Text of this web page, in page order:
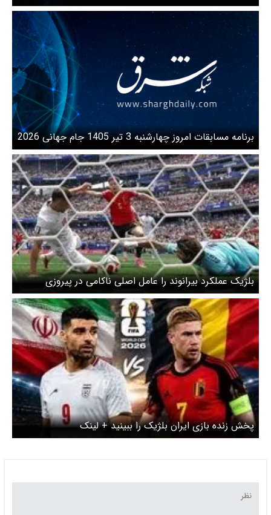
جهانبخش
برنامه مسابقات امروز چهارشنبه 3 تیر 1405 جام جهانی 2026
بلژیک عملکرد بیرانوند را عامل اصلی ناکامی در پیروزی
دانست
پخش زنده بازی ایران بلژیک را ببینید + لینک